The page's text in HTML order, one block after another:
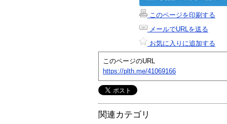
このページを印刷する
メールでURLを送る
お気に入りに追加する
このページのURL
https://plth.me/41069166
関連カテゴリ